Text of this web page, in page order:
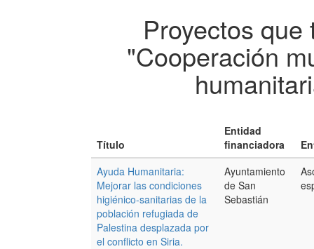
Proyectos
"Cooperación
Título
Entidad
financiadora
Ayuda Humanitaria:
Mejorar las condiciones
higiénico-sanitarias de la
población refugiada de
Palestina desplazada por
el conflicto en Siria.
Ayuntamiento
de San
Sebastián